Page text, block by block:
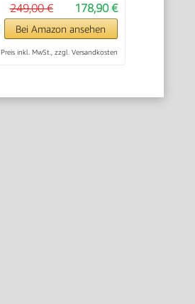
178,90 €
249,00 €
Bei Amazon ansehen
Preis inkl. MwSt., zzgl. Versandkosten